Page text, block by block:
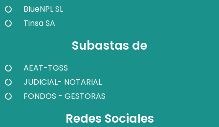
BlueNPL SL
Tinsa SA
Subastas de
AEAT-TGSS
JUDICIAL- NOTARIAL
FONDOS - GESTORAS
Redes Sociales